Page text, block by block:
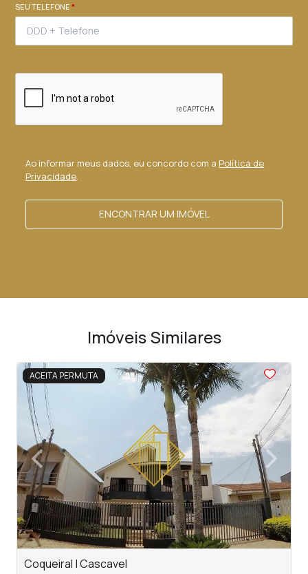
SEU TELEFONE*
Ao informar meus dados, eu concordo com a Política de
Privacidade.
ENCONTRAR UM IMÓVEL
Imóveis Similares
ACEITA PERMUTA
<<<<
‹Previous ›
Next
Coqueiral | Cascavel